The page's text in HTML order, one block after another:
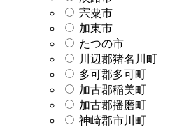
宍粟市
加東市
たつの市
川辺郡猪名川町
多可郡多可町
加古郡稲美町
加古郡播磨町
神崎郡市川町